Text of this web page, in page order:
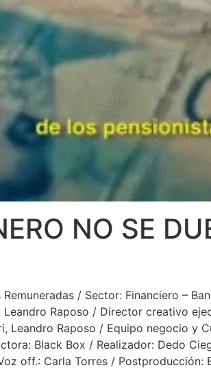
NO SE
/ Sector: Financiero –
Raposo / Director creativo
Raposo / Equipo negocio y
Black Box / Realizador: Dedo
off.: Carla Torres /